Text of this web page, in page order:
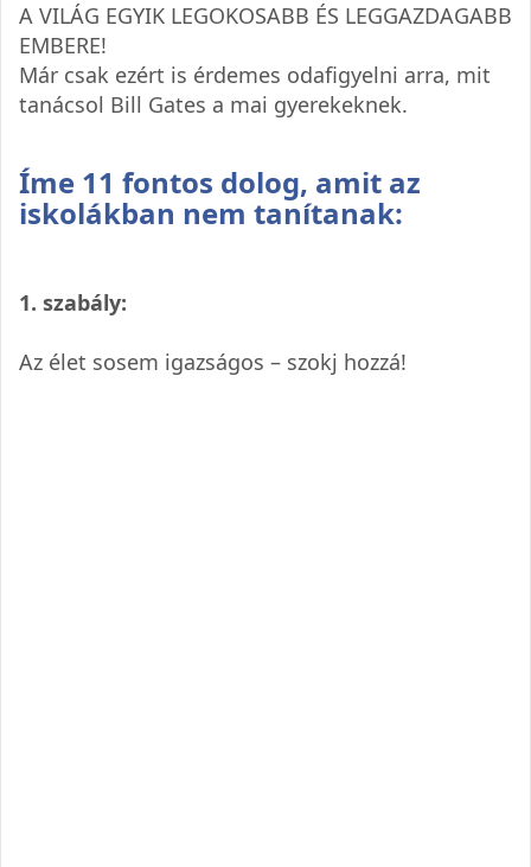
A VILÁG EGYIK LEGOKOSABB ÉS LEGGAZDAGABB
EMBERE!
Már csak ezért is érdemes odafigyelni arra, mit
tanácsol Bill Gates a mai gyerekeknek.
Íme 11 fontos dolog, amit az
iskolákban nem tanítanak:
1. szabály:
Az élet sosem igazságos – szokj hozzá!